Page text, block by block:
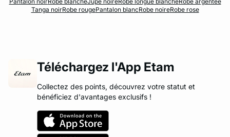
Tanga noirRobe rougePantalon blancRobe noireRobe rose
Téléchargez l'App Etam
Collectez des points, découvrez votre statut et
bénéficiez d'avantages exclusifs !